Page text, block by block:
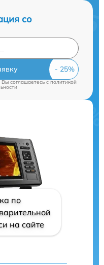
со
Вы соглашаетесь cполитикой
по
на сайте